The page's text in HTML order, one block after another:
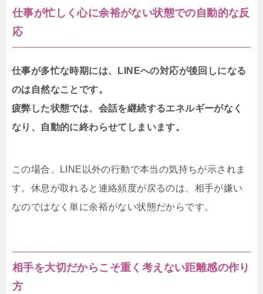
仕事が忙しく心に余裕がない状態での自動的な反
応
仕事が多忙な時期には、LINEへの対応が後回しになる
のは自然なことです。
疲弊した状態では、会話を継続するエネルギーがなく
なり、自動的に終わらせてしまいます。
この場合、LINE以外の行動で本当の気持ちが示されま
す。休息が取れると連絡頻度が戻るのは、相手が嫌い
なのではなく単に余裕がない状態だからです。
相手を大切だからこそ重く考えない距離感の作り
方